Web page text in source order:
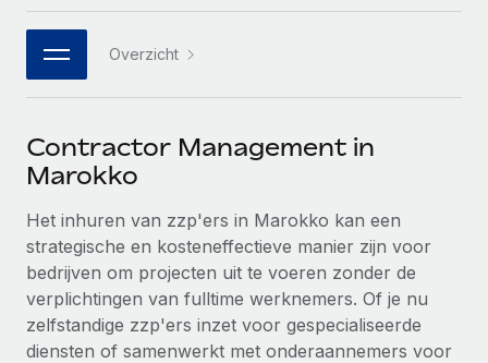
Integraties
DIENSTEN
Krijg hulp van global HR- en juridische experts
Achtergrondonderzoek
Vereenvoudig het screeningsproces van
kandidaten
WERK MET ONS SAMEN
Strategische technologiepartners
Een partner worden
Ontdek hoe je met ons kunt samenwerken
Integraties en advies over AI-automatiseringen
CASESTUDY'S
Webinars
Newsroom
Inzichtencentrum
Support
Alle bronnen bekijken
日本語
한국어
Overzicht
Contractor Management in
Marokko
Het inhuren van zzp'ers in Marokko kan een
strategische en kosteneffectieve manier zijn voor
bedrijven om projecten uit te voeren zonder de
verplichtingen van fulltime werknemers. Of je nu
zelfstandige zzp'ers inzet voor gespecialiseerde
diensten of samenwerkt met onderaannemers voor